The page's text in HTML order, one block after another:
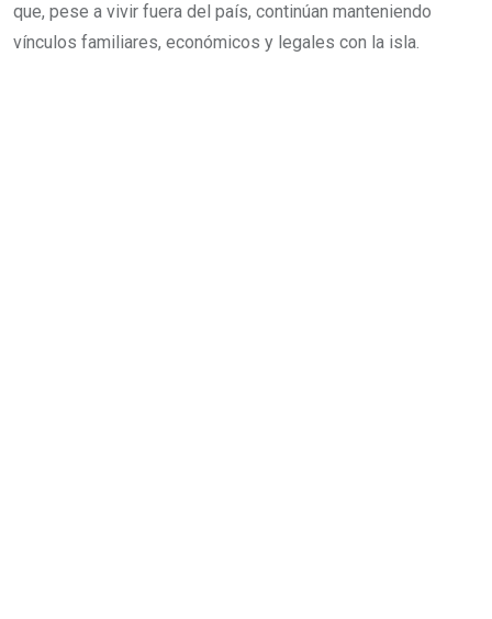
que, pese a vivir fuera del país, continúan manteniendo
vínculos familiares, económicos y legales con la isla.